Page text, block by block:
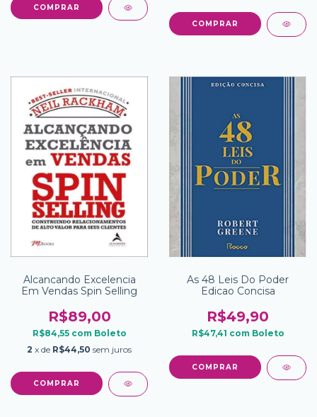
Alcancando Excelencia
Em Vendas Spin Selling
R$89,00
R$84,55 com Boleto
2 x de R$44,50 sem juros
As 48 Leis Do Poder
Edicao Concisa
R$49,90
R$47,41 com Boleto